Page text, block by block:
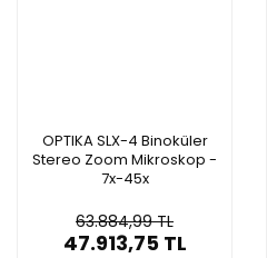
OPTIKA SLX-4 Binoküler
Stereo Zoom Mikroskop -
7x-45x
63.884,99 TL
47.913,75 TL